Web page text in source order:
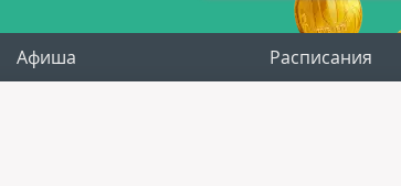
Афиша Расписания